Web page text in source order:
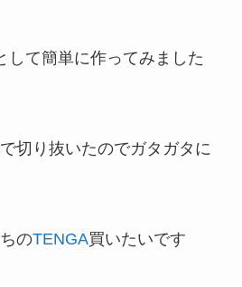
して簡単に作ってみました
切り抜いたのでガタガタに
のTENGA買いたいです